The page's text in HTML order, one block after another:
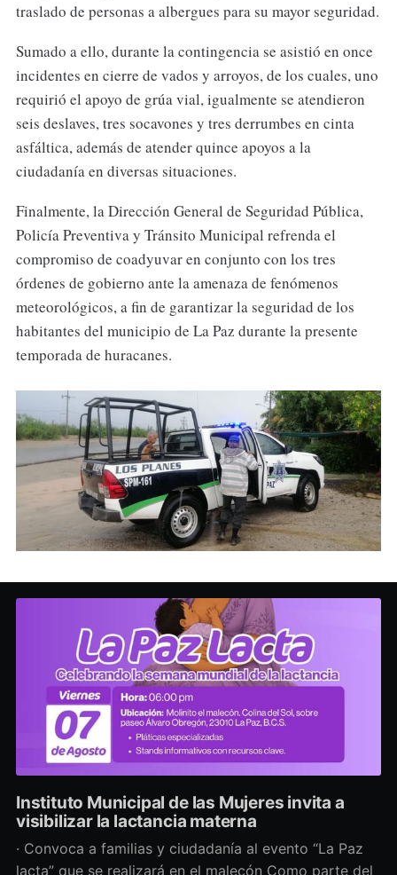
traslado de personas a albergues para su mayor seguridad.
Sumado a ello, durante la contingencia se asistió en once
incidentes en cierre de vados y arroyos, de los cuales, uno
requirió el apoyo de grúa vial, igualmente se atendieron
seis deslaves, tres socavones y tres derrumbes en cinta
asfáltica, además de atender quince apoyos a la
ciudadanía en diversas situaciones.
Finalmente, la Dirección General de Seguridad Pública,
Policía Preventiva y Tránsito Municipal refrenda el
compromiso de coadyuvar en conjunto con los tres
órdenes de gobierno ante la amenaza de fenómenos
meteorológicos, a fin de garantizar la seguridad de los
habitantes del municipio de La Paz durante la presente
temporada de huracanes.
Instituto Municipal de las Mujeres invita a
visibilizar la lactancia materna
· Convoca a familias y ciudadanía al evento “La Paz
lacta” que se realizará en el malecón Como parte del